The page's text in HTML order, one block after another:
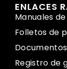
ENLACES
Manuales
Folletos de
Registro de